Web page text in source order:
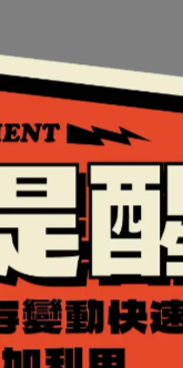
，用腳踩也不會
。